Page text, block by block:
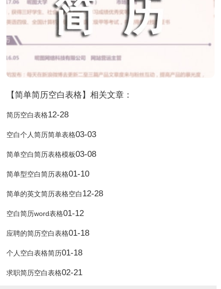
【简单简历空白表格】相关文章：
简历空白表格12-28
空白个人简历简单表格03-03
简单空白简历表格模板03-08
简单型空白简历表格01-10
简单的英文简历表格空白12-28
空白简历word表格01-12
应聘的简历空白表格01-18
个人空白表格简历01-18
求职简历空白表格02-21